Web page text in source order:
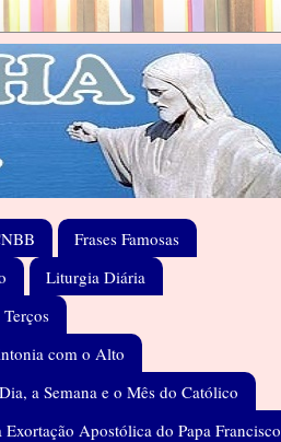
Frases Famosas
Liturgia Diária
Terços
com o Alto
a Semana e o Mês do Católico
Exortação Apostólica do Papa Francisco